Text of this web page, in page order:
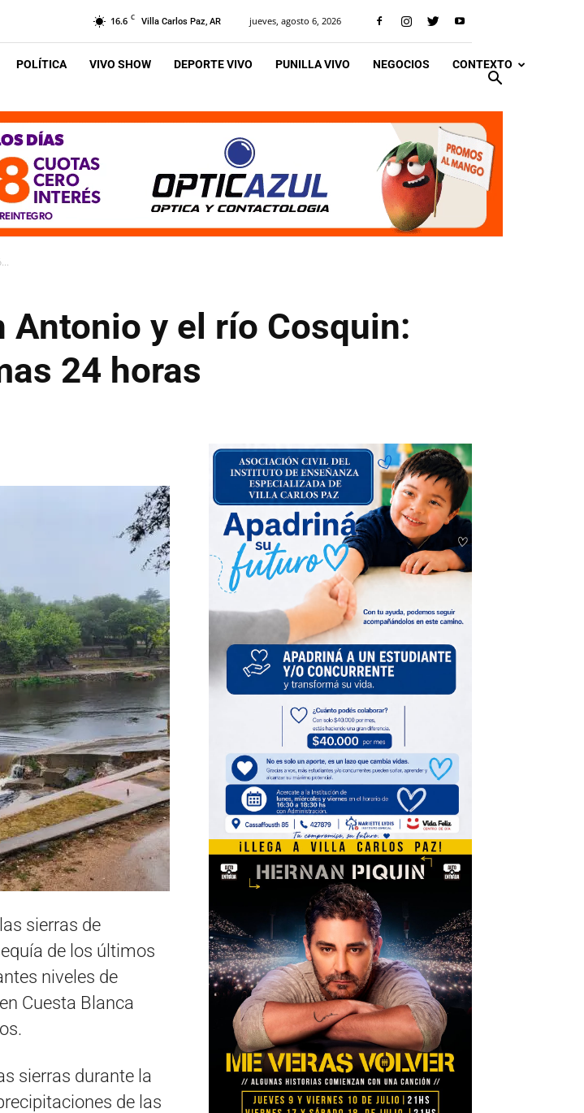
16.6 C Villa Carlos Paz, AR jueves, agosto 6, 2026
POLÍTICA VIVO SHOW DEPORTE VIVO PUNILLA VIVO NEGOCIOS CONTEXTO
Antonio y el río Cosquin:
24 horas
sierras de
de los últimos
niveles de
Cuesta Blanca
sierras durante la
de las